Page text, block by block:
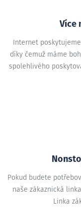
Více
Internet
díky čemuž máme
spolehlivého
Pokud budete
naše zákaznická
Linka